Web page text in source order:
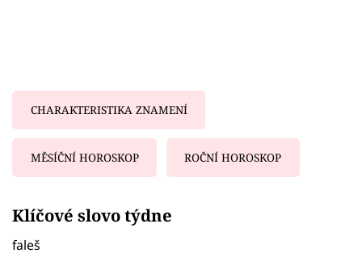
CHARAKTERISTIKA ZNAMENÍ
MĚSÍČNÍ HOROSKOP ROČNÍ HOROSKOP
Klíčové slovo týdne
faleš